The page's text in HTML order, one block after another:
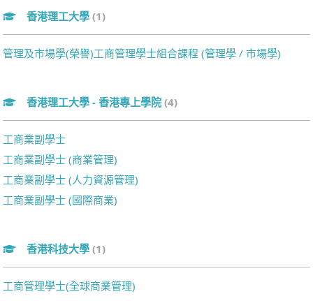
香港理工大學 (1)
管理及市場學(榮譽)工商管理學士組合課程 (管理學 / 市場學)
香港理工大學 - 香港專上學院 (4)
工商業副學士
工商業副學士 (商業管理)
工商業副學士 (人力資源管理)
工商業副學士 (國際商業)
香港科技大學 (1)
工商管理學士(全球商業管理)